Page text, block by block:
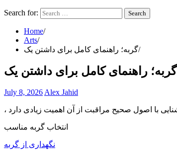
Search for:
Home
Arts
گربه؛ راهنمای کامل برای داشتن یک
گربه؛ راهنمای کامل برای داشتن یک
July 8, 2026 Alex Jahid
انتخاب گربه مناسب
نگهداری از گربه